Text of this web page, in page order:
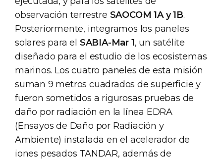
observación terrestre SAOCOM 1A y 1B.
Posteriormente, integramos los paneles
solares para el SABIA-Mar 1, un satélite
diseñado para el estudio de los ecosistemas
marinos. Los cuatro paneles de esta misión
suman 9 metros cuadrados de superficie y
fueron sometidos a rigurosas pruebas de
daño por radiación en la línea EDRA
(Ensayos de Daño por Radiación y
Ambiente) instalada en el acelerador de
iones pesados TANDAR, además de